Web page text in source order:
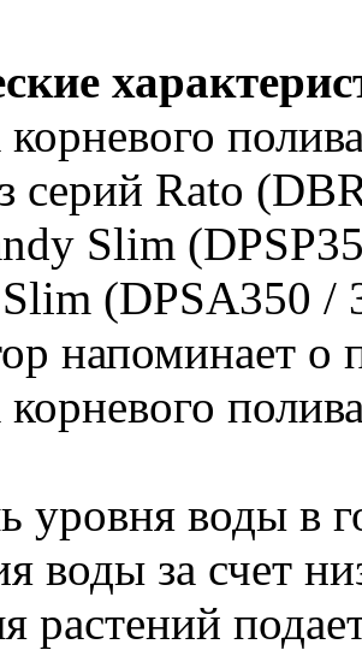
серий Rato
Slim
(DPSA350 /
напоминает о
уровня воды в
воды за счет
растений